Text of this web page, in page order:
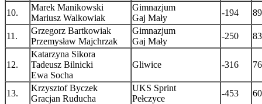
10.
Marek Manikowski
Mariusz Walkowiak
Gimnazjum
Gaj Mały
-194
11.
Grzegorz Bartkowiak
Przemysław Majchrzak
Gimnazjum
Gaj Mały
-250
12.
Katarzyna Sikora
Tadeusz Bilnicki
Ewa Socha
Gliwice -316
13.
Krzysztof Byczek
Gracjan Ruducha
UKS Sprint
Pełczyce
-453